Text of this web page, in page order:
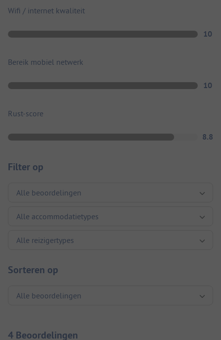
Wifi / internet kwaliteit
10
Bereik mobiel netwerk
10
Rust-score
8.8
Filter op
Sorteren op
4 Beoordelingen